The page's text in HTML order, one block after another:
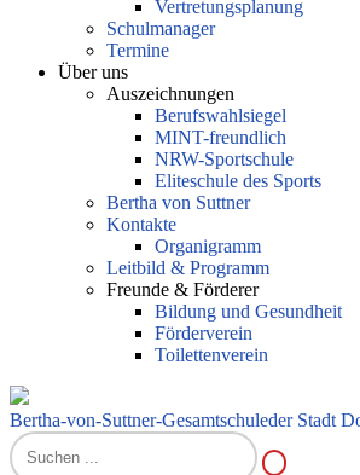
Vertretungsplanung
Schulmanager
Termine
Über uns
Auszeichnungen
Berufswahlsiegel
MINT-freundlich
NRW-Sportschule
Eliteschule des Sports
Bertha von Suttner
Kontakte
Organigramm
Leitbild & Programm
Freunde & Förderer
Bildung und Gesundheit
Förderverein
Toilettenverein
Bertha-von-Suttner-Gesamtschuleder Stadt